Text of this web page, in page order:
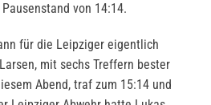
von 14:14.
für die Leipziger eigentlich
mit sechs Treffern bester
Abend, traf zum 15:14 und